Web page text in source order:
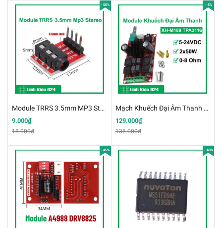
- 50%
Module TRRS 3.5mm MP3 Stereo
9.000₫
18.000₫
- 5%
Mạch Khuếch Đại Âm Thanh XH-M189 TPA3116 50W*2
129.000₫
136.000₫
- 45% - 40%